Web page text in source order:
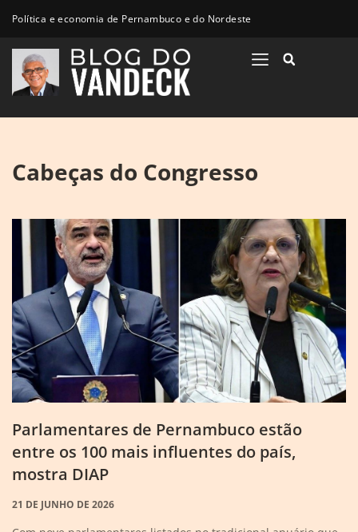
Política e economia de Pernambuco e do Nordeste
Cabeças do Congresso
Parlamentares de Pernambuco estão
entre os 100 mais influentes do país,
mostra DIAP
21 DE JUNHO DE 2026